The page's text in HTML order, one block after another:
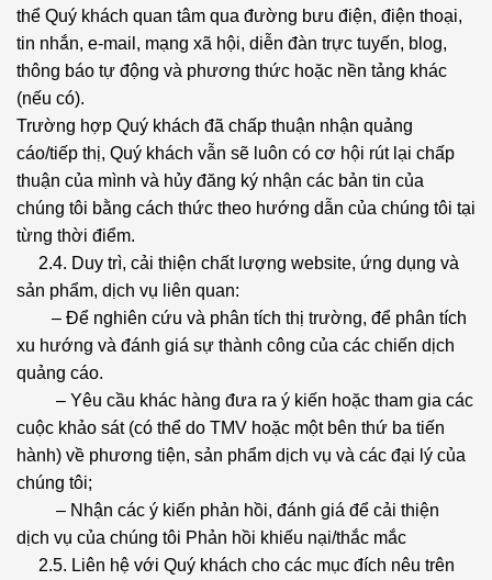
thể Quý khách quan tâm qua đường bưu điện, điện thoại,
tin nhắn, e-mail, mạng xã hội, diễn đàn trực tuyến, blog,
thông báo tự động và phương thức hoặc nền tảng khác
(nếu có).
Trường hợp Quý khách đã chấp thuận nhận quảng
cáo/tiếp thị, Quý khách vẫn sẽ luôn có cơ hội rút lại chấp
thuận của mình và hủy đăng ký nhận các bản tin của
chúng tôi bằng cách thức theo hướng dẫn của chúng tôi tại
từng thời điểm.
2.4. Duy trì, cải thiện chất lượng website, ứng dụng và
sản phẩm, dịch vụ liên quan:
– Để nghiên cứu và phân tích thị trường, để phân tích
xu hướng và đánh giá sự thành công của các chiến dịch
quảng cáo.
– Yêu cầu khác hàng đưa ra ý kiến hoặc tham gia các
cuộc khảo sát (có thể do TMV hoặc một bên thứ ba tiến
hành) về phương tiện, sản phẩm dịch vụ và các đại lý của
chúng tôi;
– Nhận các ý kiến phản hồi, đánh giá để cải thiện
dịch vụ của chúng tôi Phản hồi khiếu nại/thắc mắc
2.5. Liên hệ với Quý khách cho các mục đích nêu trên